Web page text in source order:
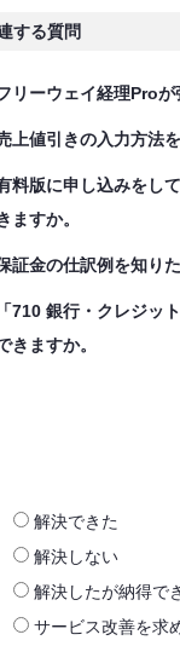
する質問
リーウェイ経理Proが
上値引きの入力方法を
料版に申し込みをし
ますか。
証金の仕訳例を知りた
「710 銀行・クレジッ
きますか。
解決できた
解決しない
解決したが納得で
サービス改善を求